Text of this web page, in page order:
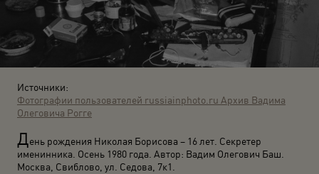
Источники:
Фотографии пользователей russiainphoto.ru Архив Вадима
Олеговича Рогге
День рождения Николая Борисова – 16 лет. Секретер
именинника. Осень 1980 года. Автор: Вадим Олегович Баш.
Москва, Свиблово, ул. Седова, 7к1.